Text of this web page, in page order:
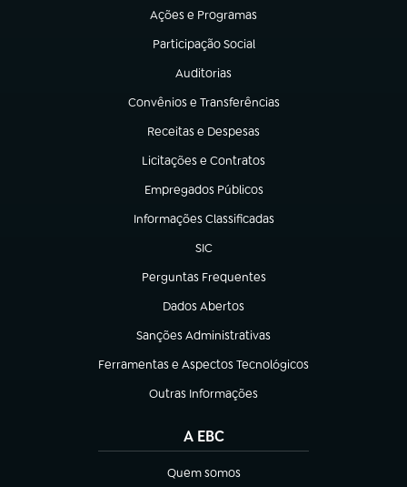
Ações e Programas
(abre em nova aba)
Participação Social
(abre em nova aba)
Auditorias
(abre em nova aba)
Convênios e Transferências
(abre em nova aba)
Receitas e Despesas
(abre em nova aba)
Licitações e Contratos
(abre em nova aba)
Empregados Públicos
(abre em nova aba)
Informações Classificadas
(abre em nova aba)
SIC
(abre em nova aba)
Perguntas Frequentes
(abre em nova aba)
Dados Abertos
(abre em nova aba)
Sanções Administrativas
(abre em nova aba)
Ferramentas e Aspectos Tecnológicos
(abre em nova aba)
Outras Informações
(abre em nova aba)
A EBC
Quem somos
(abre em nova aba)